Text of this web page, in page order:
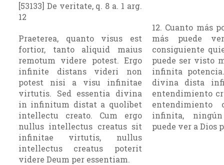
[53133] De veritate, q. 8 a. 1 arg.
12
Praeterea, quanto visus est
fortior, tanto aliquid maius
remotum videre potest. Ergo
infinite distans videri non
potest nisi a visu infinitae
virtutis. Sed essentia divina
in infinitum distat a quolibet
intellectu creato. Cum ergo
nullus intellectus creatus sit
infinitae virtutis, nullus
intellectus creatus poterit
videre Deum per essentiam.
12. Cuanto más
más puede
consiguiente
puede ser visto
infinita
divina dista
entendimiento
entendimiento
infinita,
puede ver a Dios